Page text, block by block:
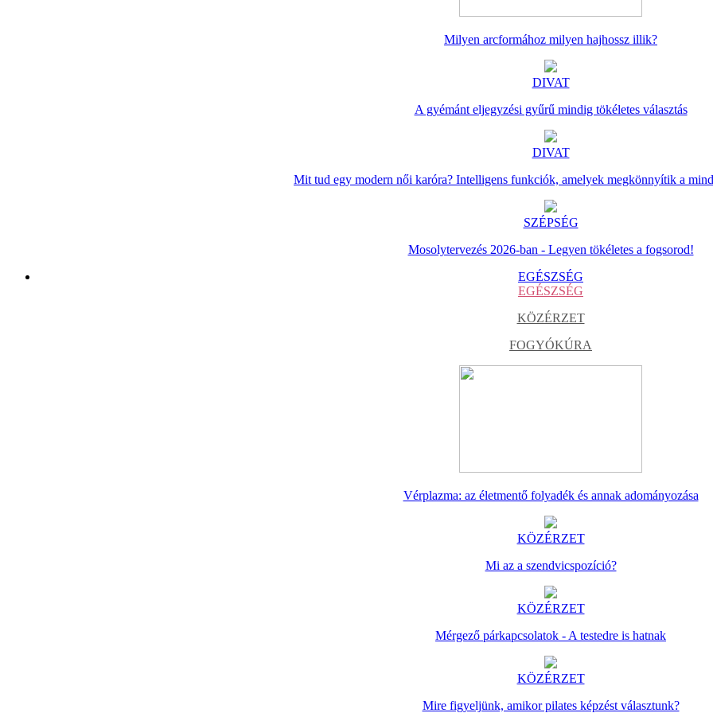
Milyen arcformához milyen hajhossz illik?
DIVAT
A gyémánt eljegyzési gyűrű mindig tökéletes választás
DIVAT
Mit tud egy modern női karóra? Intelligens funkciók, amelyek megkönnyítik a
SZÉPSÉG
Mosolytervezés 2026-ban - Legyen tökéletes a fogsorod!
EGÉSZSÉG
EGÉSZSÉG
KÖZÉRZET
FOGYÓKÚRA
Vérplazma: az életmentő folyadék és annak adományozása
KÖZÉRZET
Mi az a szendvicspozíció?
KÖZÉRZET
Mérgező párkapcsolatok - A testedre is hatnak
KÖZÉRZET
Mire figyeljünk, amikor pilates képzést választunk?